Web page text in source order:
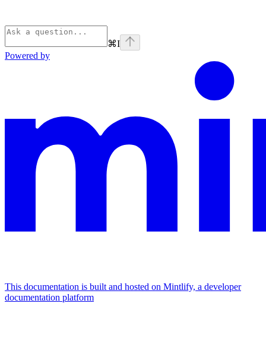
⌘I
Powered by
This documentation is built and hosted on Mintlify, a developer
documentation platform